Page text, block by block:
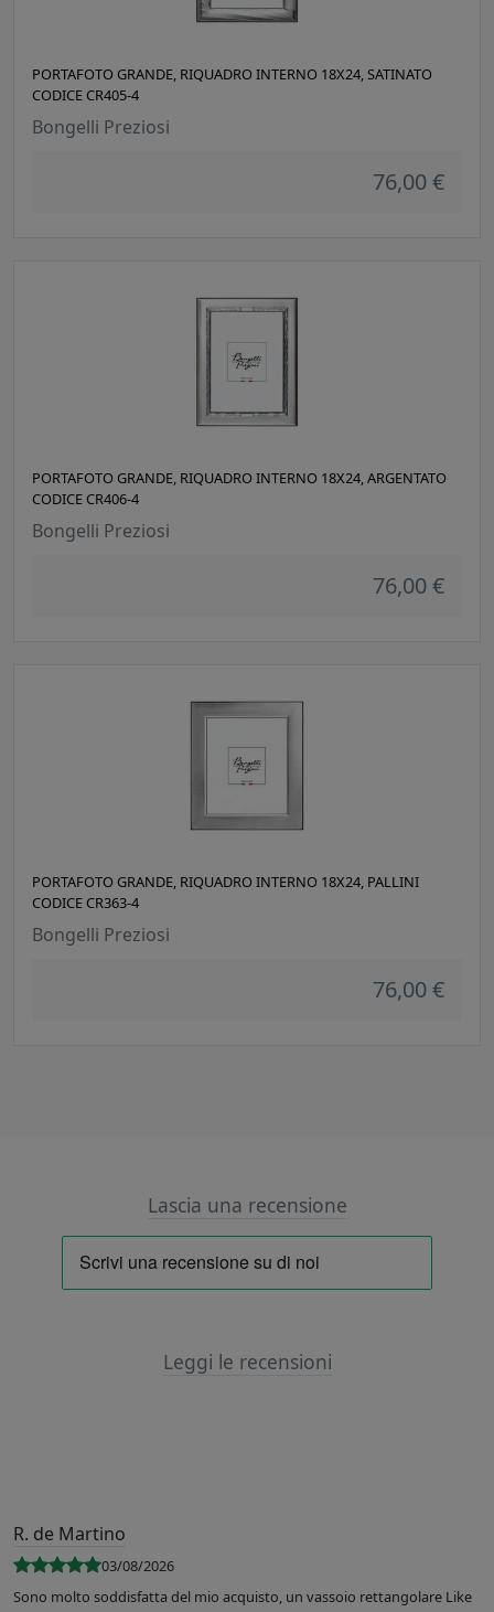
PORTAFOTO GRANDE, RIQUADRO INTERNO 18X24, SATINATO
CODICE CR405-4
Bongelli Preziosi
76,00 €
PORTAFOTO GRANDE, RIQUADRO INTERNO 18X24, ARGENTATO
CODICE CR406-4
Bongelli Preziosi
76,00 €
PORTAFOTO GRANDE, RIQUADRO INTERNO 18X24, PALLINI
CODICE CR363-4
Bongelli Preziosi
76,00 €
Lascia una recensione
Leggi le recensioni
R. de Martino
03/08/2026
Sono molto soddisfatta del mio acquisto, un vassoio rettangolare Like